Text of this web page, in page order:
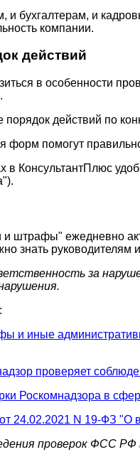
бухгалтерам, и
компании.
действий
в особенности
действий по
форм помогут
в КонсультантПлюс
штрафы" ежедневно
знать
за
и иные
проверяет
Роскомнадзора в
24.02.2021 N 19-ФЗ "О
проверок ФСС РФ